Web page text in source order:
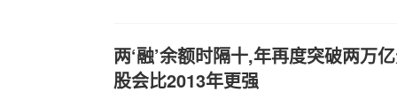
两‘融’余额时隔十,年再度突破两万
股会比2013年更强